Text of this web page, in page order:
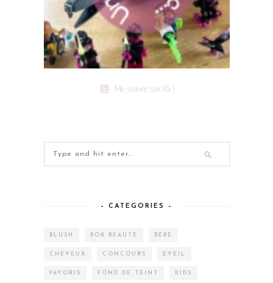
Me suivre sur IG !
– CATEGORIES –
BLUSH BOX BEAUTÉ BÉBÉ
CHEVEUX CONCOURS EVEIL
FAVORIS FOND DE TEINT KIDS